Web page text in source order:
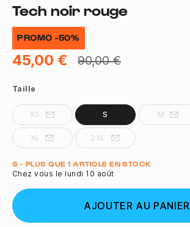
Tech noir rouge
PROMO -50%
45,00 € 90,00 €
Taille
XS S M
XL 2XL
Quantité
S - PLUS QUE 1 ARTICLE EN STOCK
Chez vous le lundi 10 août
AJOUTER AU PANIER